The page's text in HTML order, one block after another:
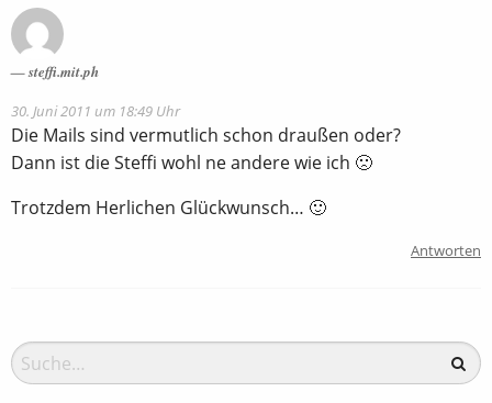
steffi.mit.ph
30. Juni 2011 um 18:49 Uhr
Die Mails sind vermutlich schon draußen oder?
Dann ist die Steffi wohl ne andere wie ich 🙁
Trotzdem Herlichen Glückwunsch… 🙂
Antworten